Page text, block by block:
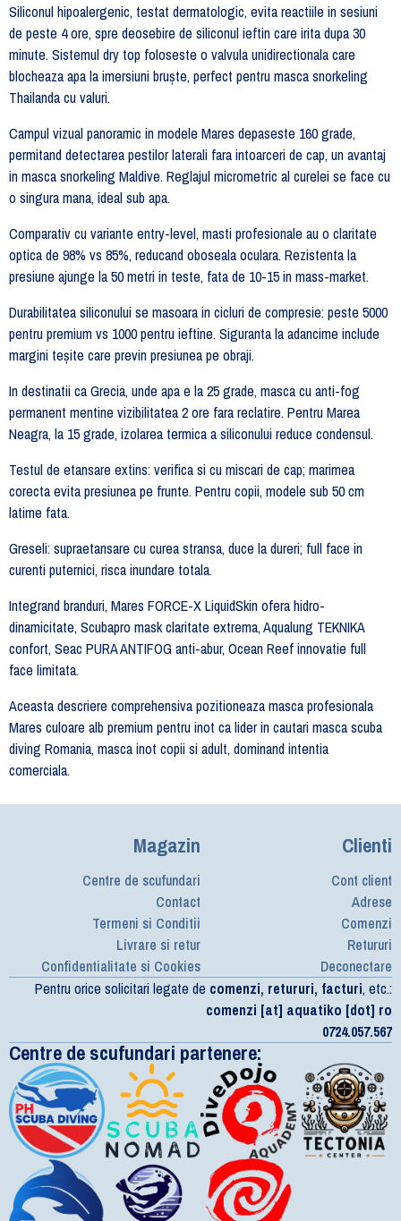
Siliconul hipoalergenic, testat dermatologic, evita reactiile in sesiuni
de peste 4 ore, spre deosebire de siliconul ieftin care irita dupa 30
minute. Sistemul dry top foloseste o valvula unidirectionala care
blocheaza apa la imersiuni bruște, perfect pentru masca snorkeling
Thailanda cu valuri.
Campul vizual panoramic in modele Mares depaseste 160 grade,
permitand detectarea pestilor laterali fara intoarceri de cap, un avantaj
in masca snorkeling Maldive. Reglajul micrometric al curelei se face cu
o singura mana, ideal sub apa.
Comparativ cu variante entry-level, masti profesionale au o claritate
optica de 98% vs 85%, reducand oboseala oculara. Rezistenta la
presiune ajunge la 50 metri in teste, fata de 10-15 in mass-market.
Durabilitatea siliconului se masoara in cicluri de compresie: peste 5000
pentru premium vs 1000 pentru ieftine. Siguranta la adancime include
margini teșite care previn presiunea pe obraji.
In destinatii ca Grecia, unde apa e la 25 grade, masca cu anti-fog
permanent mentine vizibilitatea 2 ore fara reclatire. Pentru Marea
Neagra, la 15 grade, izolarea termica a siliconului reduce condensul.
Testul de etansare extins: verifica si cu miscari de cap; marimea
corecta evita presiunea pe frunte. Pentru copii, modele sub 50 cm
latime fata.
Greseli: supraetansare cu curea stransa, duce la dureri; full face in
curenti puternici, risca inundare totala.
Integrand branduri, Mares FORCE-X LiquidSkin ofera hidro-
dinamicitate, Scubapro mask claritate extrema, Aqualung TEKNIKA
confort, Seac PURA ANTIFOG anti-abur, Ocean Reef innovatie full
face limitata.
Aceasta descriere comprehensiva pozitioneaza masca profesionala
Mares culoare alb premium pentru inot ca lider in cautari masca scuba
diving Romania, masca inot copii si adult, dominand intentia
comerciala.
Magazin
Centre de scufundari
Contact
Termeni si Conditii
Livrare si retur
Confidentialitate si Cookies
Clienti
Cont client
Adrese
Comenzi
Retururi
Deconectare
Pentru orice solicitari legate de comenzi, retururi, facturi, etc.:
comenzi [at] aquatiko [dot] ro
0724.057.567
Centre de scufundari partenere: